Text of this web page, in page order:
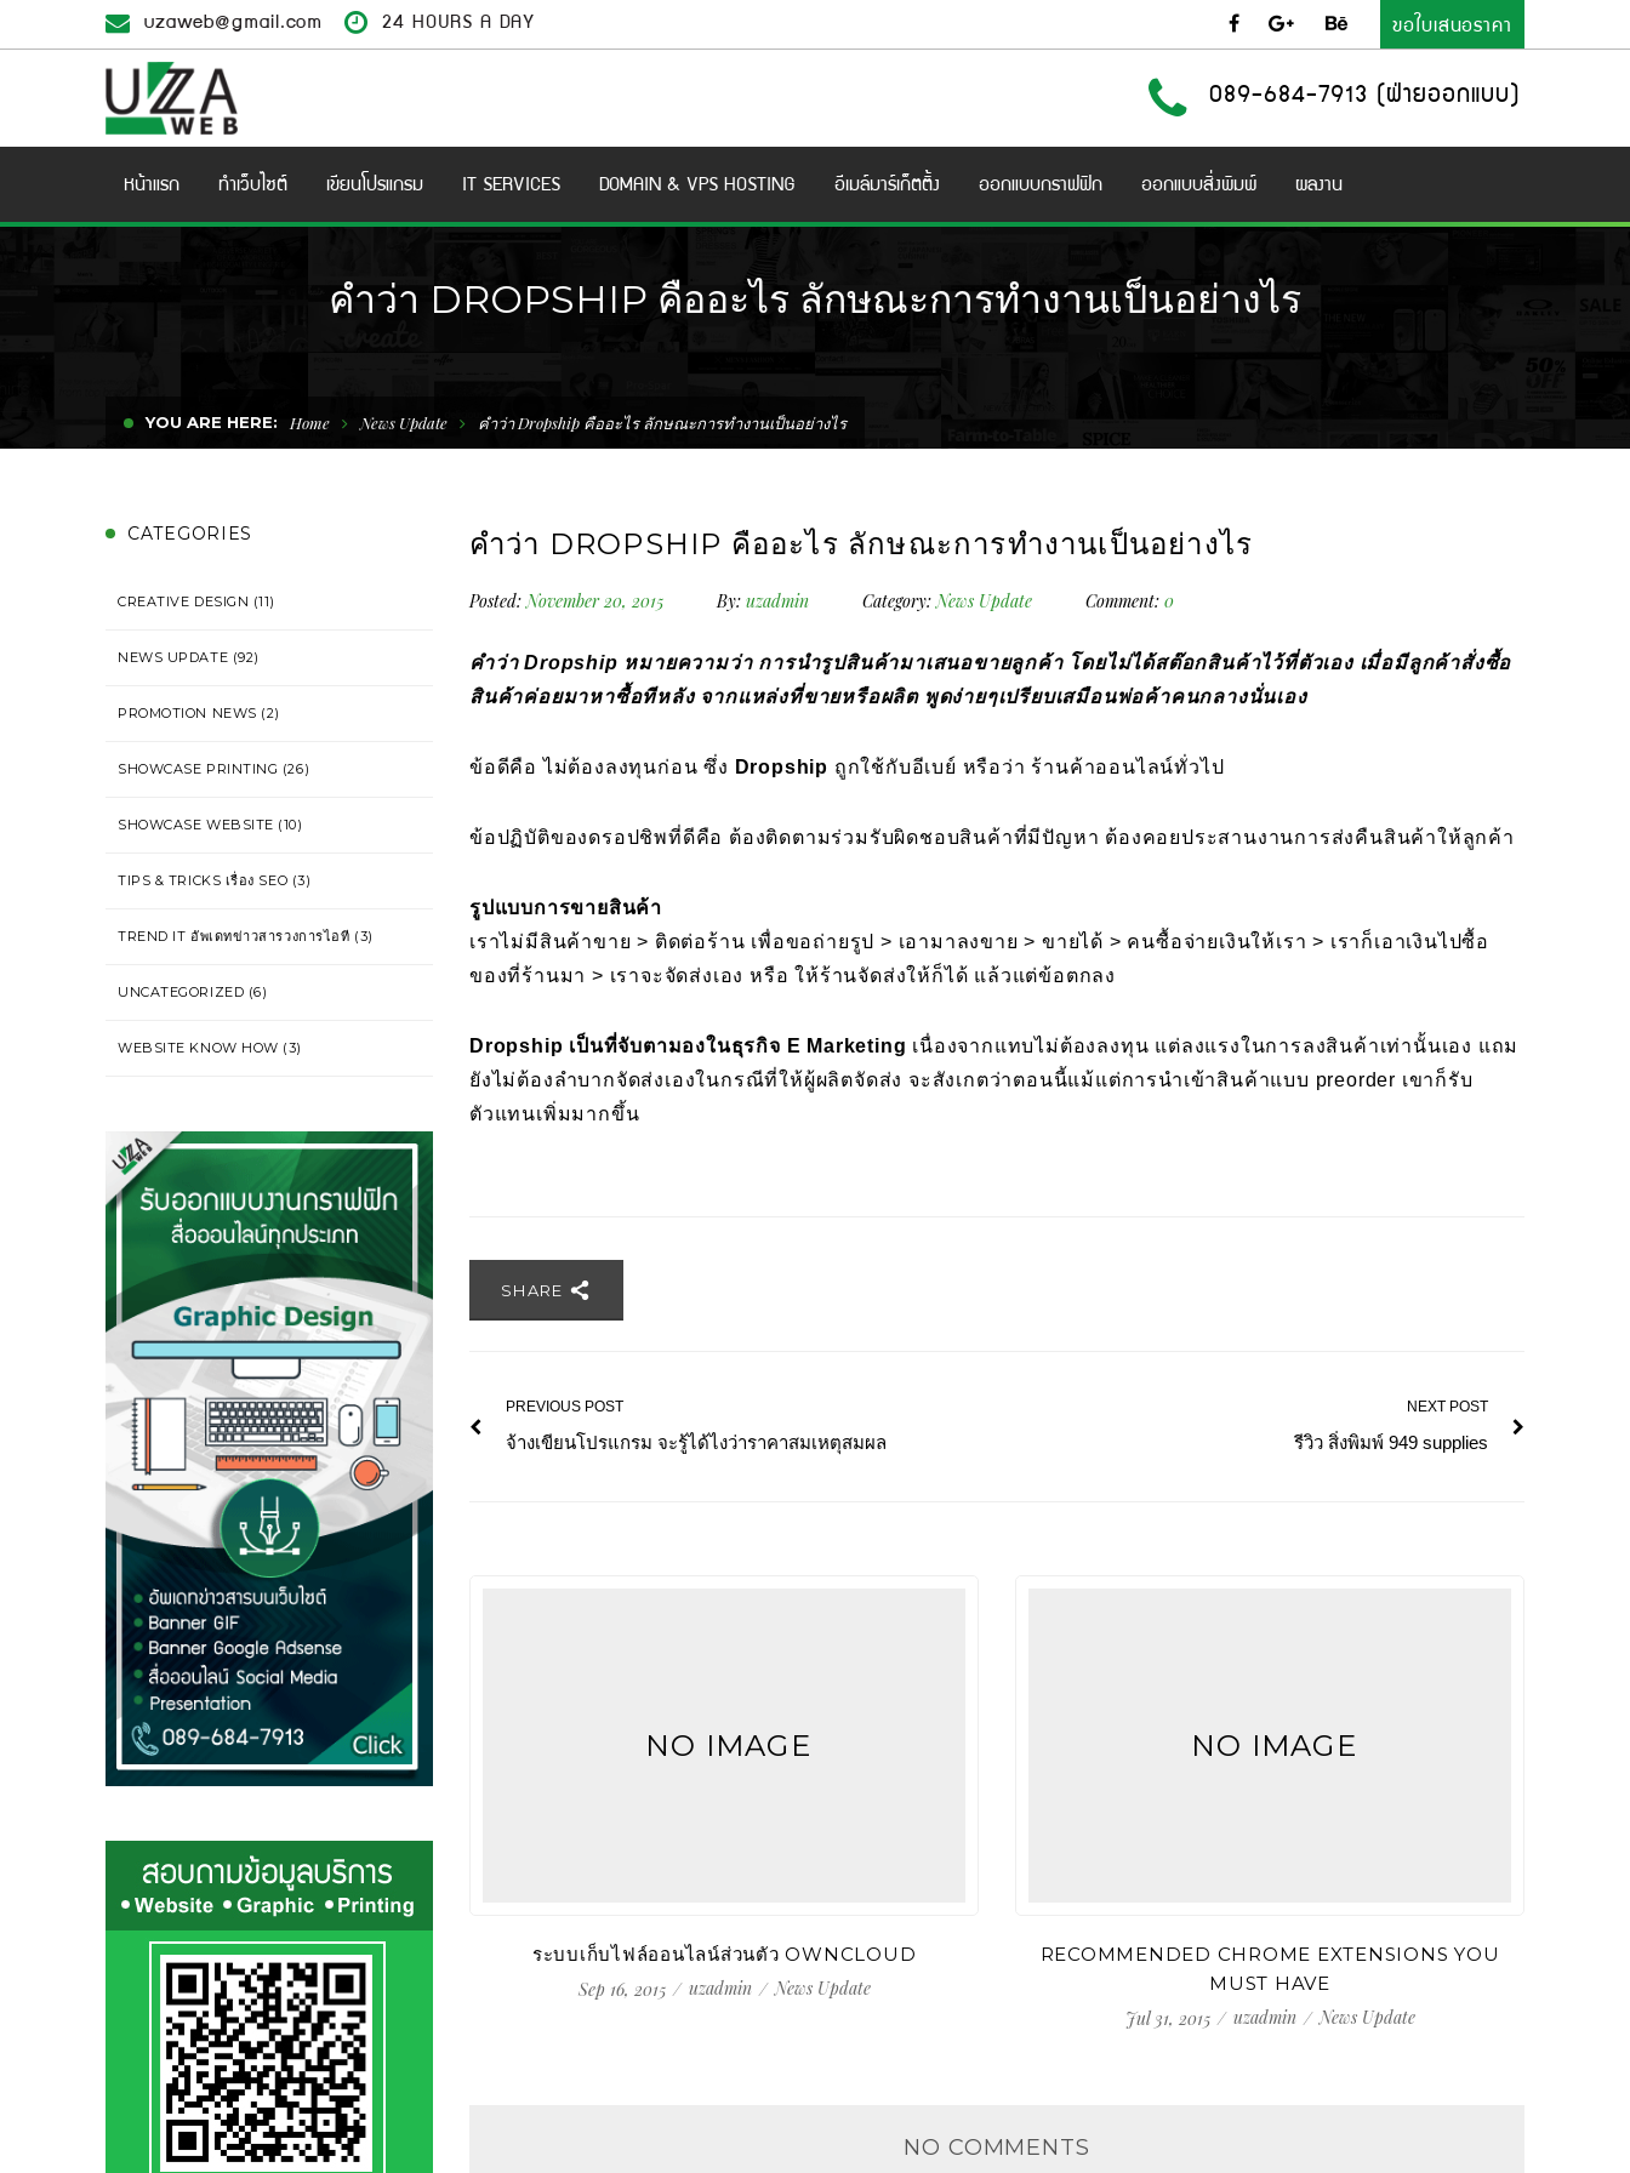
uzaweb@gmail.com 24 HOURS A DAY ขอใบเสนอราคา
089-684-7913 (ฝ่ายออกแบบ)
หน้าแรก ทำเว็บไซต์ เขียนโปรแกรม IT SERVICES DOMAIN & VPS HOSTING อีเมล์มาร์เก็ตติ้ง ออกแบบกราฟฟิก ออกแบบสิ่งพิมพ์ ผลงาน
คำว่า DROPSHIP คืออะไร ลักษณะการทำงานเป็นอย่างไร
YOU ARE HERE: Home News Update คำว่า Dropship คืออะไร ลักษณะการทำงานเป็นอย่างไร
CATEGORIES
CREATIVE DESIGN (11)
NEWS UPDATE (92)
PROMOTION NEWS (2)
SHOWCASE PRINTING (26)
SHOWCASE WEBSITE (10)
TIPS & TRICKS เรื่อง SEO (3)
TREND IT อัพเดทข่าวสารวงการไอที (3)
UNCATEGORIZED (6)
WEBSITE KNOW HOW (3)
คำว่า DROPSHIP คืออะไร ลักษณะการทำงานเป็นอย่างไร
Posted: November 20, 2015 By: uzadmin Category: News Update Comment: 0
คำว่า Dropship หมายความว่า การนำรูปสินค้ามาเสนอขายลูกค้า โดยไม่ได้สต๊อกสินค้าไว้ที่ตัวเอง เมื่อมีลูกค้าสั่งซื้อ
สินค้าค่อยมาหาซื้อทีหลัง จากแหล่งที่ขายหรือผลิต พูดง่ายๆเปรียบเสมือนพ่อค้าคนกลางนั่นเอง
ข้อดีคือ ไม่ต้องลงทุนก่อน ซึ่ง Dropship ถูกใช้กับอีเบย์ หรือว่า ร้านค้าออนไลน์ทั่วไป
ข้อปฏิบัติของดรอปชิพที่ดีคือ ต้องติดตามร่วมรับผิดชอบสินค้าที่มีปัญหา ต้องคอยประสานงานการส่งคืนสินค้าให้ลูกค้า
รูปแบบการขายสินค้า
เราไม่มีสินค้าขาย > ติดต่อร้าน เพื่อขอถ่ายรูป > เอามาลงขาย > ขายได้ > คนซื้อจ่ายเงินให้เรา > เราก็เอาเงินไปซื้อ
ของที่ร้านมา > เราจะจัดส่งเอง หรือ ให้ร้านจัดส่งให้ก็ได้ แล้วแต่ข้อตกลง
Dropship เป็นที่จับตามองในธุรกิจ E Marketing เนื่องจากแทบไม่ต้องลงทุน แต่ลงแรงในการลงสินค้าเท่านั้นเอง แถม
ยังไม่ต้องลำบากจัดส่งเองในกรณีที่ให้ผู้ผลิตจัดส่ง จะสังเกตว่าตอนนี้แม้แต่การนำเข้าสินค้าแบบ preorder เขาก็รับ
ตัวแทนเพิ่มมากขึ้น
SHARE
PREVIOUS POST
จ้างเขียนโปรแกรม จะรู้ได้ไงว่าราคาสมเหตุสมผล
NEXT POST
รีวิว สิ่งพิมพ์ 949 supplies
NO IMAGE
พิมพ์สัมผัส กับอาชีพโปรแกรมเมอร์
uzadmin News Update
NO IMAGE
ระบบเก็บไฟล์ออนไลน์ส่วนตัว OWNCLOUD
Sep 16, 2015
uzadmin News Update
NO IMAGE
RECOMMENDED CHROME EXTENSIONS YOU
MUST HAVE
Jul 31, 2015
uzadmin News Update
NO COMMENTS